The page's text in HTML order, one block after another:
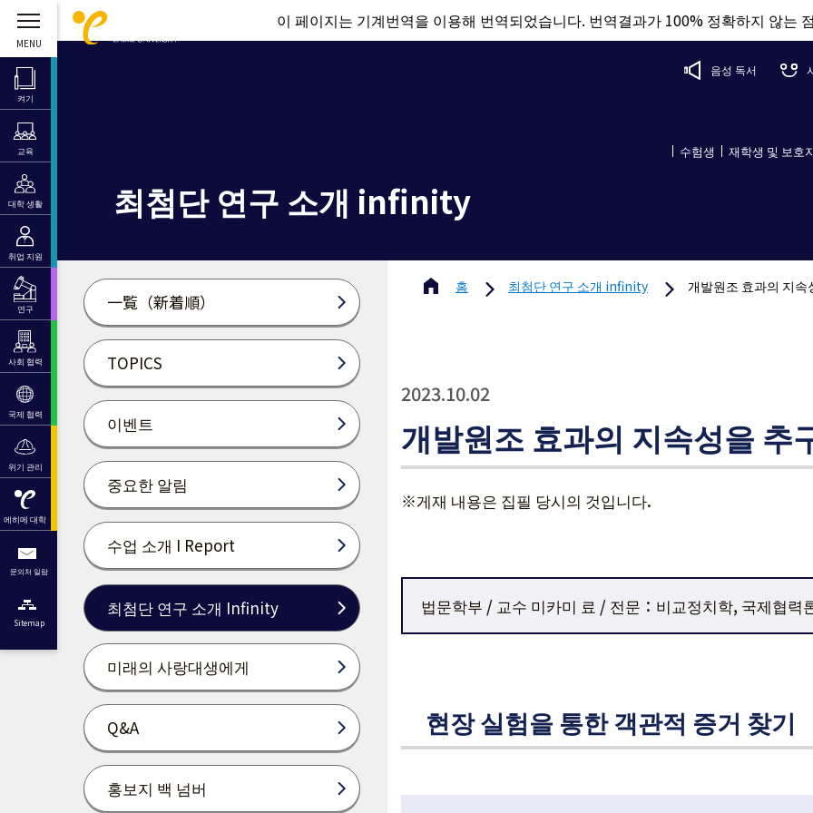
이 페이지는 기계번역을 이용해 번역되었습니다. 번역결과가 100% 정확하지 않는
켜기
교육
대학 생활
취업 지원
연구
사회 협력
국제 협력
위기 관리
에히메 대학
문의처 일람
Sitemap
음성 독서
수험생 재학생 및 보호
최첨단 연구 소개 infinity
一覧（新着順）
TOPICS
이벤트
중요한 알림
수업 소개 I Report
최첨단 연구 소개 Infinity
미래의 사랑대생에게
Q&A
홍보지 백 넘버
홈 최첨단 연구 소개 infinity 개발원조 효과의 지속
2023.10.02
개발원조 효과의 지속성을 추
※게재 내용은 집필 당시의 것입니다.
법문학부 / 교수 미카미 료 / 전문：비교정치학, 국제협력
현장 실험을 통한 객관적 증거 찾기